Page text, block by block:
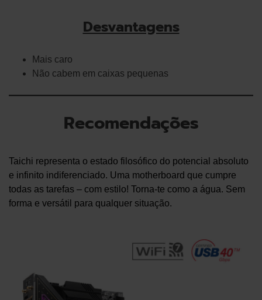
Desvantagens
Mais caro
Não cabem em caixas pequenas
Recomendações
Taichi representa o estado filosófico do potencial absoluto
e infinito indiferenciado. Uma motherboard que cumpre
todas as tarefas – com estilo! Torna-te como a água. Sem
forma e versátil para qualquer situação.